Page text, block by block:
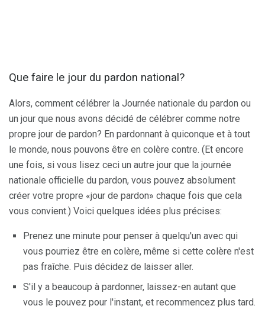
Que faire le jour du pardon national?
Alors, comment célébrer la Journée nationale du pardon ou
un jour que nous avons décidé de célébrer comme notre
propre jour de pardon? En pardonnant à quiconque et à tout
le monde, nous pouvons être en colère contre. (Et encore
une fois, si vous lisez ceci un autre jour que la journée
nationale officielle du pardon, vous pouvez absolument
créer votre propre «jour de pardon» chaque fois que cela
vous convient.) Voici quelques idées plus précises:
Prenez une minute pour penser à quelqu'un avec qui
vous pourriez être en colère, même si cette colère n'est
pas fraîche. Puis décidez de laisser aller.
S'il y a beaucoup à pardonner, laissez-en autant que
vous le pouvez pour l'instant, et recommencez plus tard.